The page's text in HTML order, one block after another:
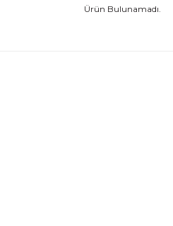
Ürün Bulunamadı.